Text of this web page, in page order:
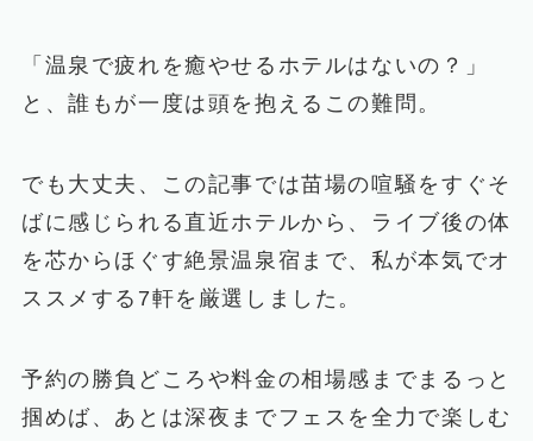
「温泉で疲れを癒やせるホテルはないの？」
と、誰もが一度は頭を抱えるこの難問。
でも大丈夫、この記事では苗場の喧騒をすぐそ
ばに感じられる直近ホテルから、ライブ後の体
を芯からほぐす絶景温泉宿まで、私が本気でオ
ススメする7軒を厳選しました。
予約の勝負どころや料金の相場感までまるっと
掴めば、あとは深夜までフェスを全力で楽しむ